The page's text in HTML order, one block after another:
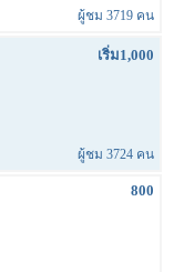
ผู้ชม 3719 คน
เริ่ม1,000
ผู้ชม 3724 คน
800